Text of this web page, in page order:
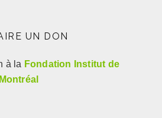
UN DON
à la Fondation Institut de